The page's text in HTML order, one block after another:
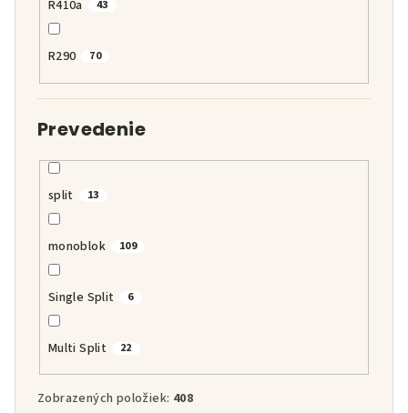
R410a 43
R290 70
Prevedenie
split 13
monoblok 109
Single Split 6
Multi Split 22
Zobrazených položiek: 408